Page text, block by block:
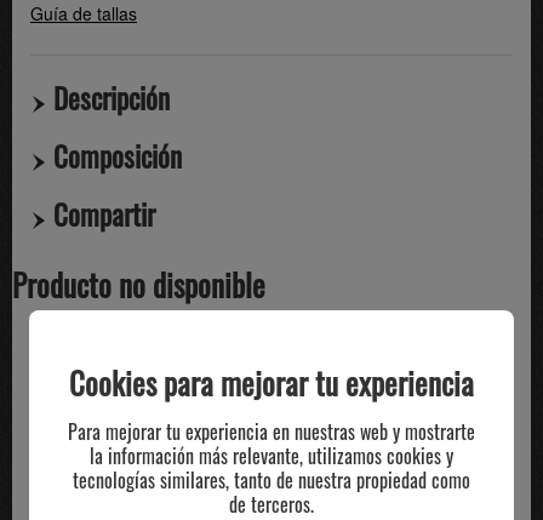
Guía de tallas
Descripción
Composición
Compartir
Producto no disponible
TE PUEDE INTERESAR
Cookies para mejorar tu experiencia
Para mejorar tu experiencia en nuestras web y mostrarte
la información más relevante, utilizamos cookies y
tecnologías similares, tanto de nuestra propiedad como
de terceros.